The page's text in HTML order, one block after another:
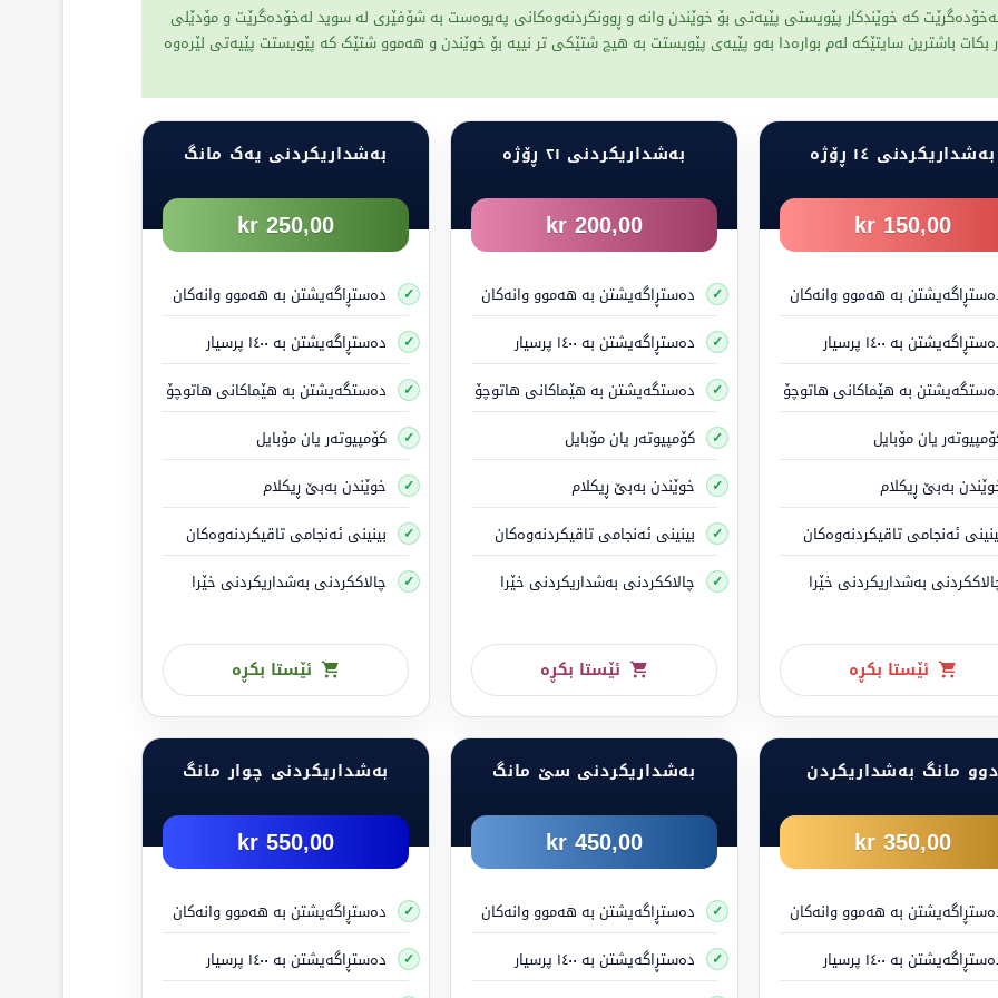
لانیکەم 16 ساڵ بێت
.
لێبخوڕیت
١٨ ساڵ بێت
دوو تایە لێبخوڕیت، بەبێ گوێدانە هێزی بزوێنەر،
لە ٢١ ساڵ کەمتر بێت
بە شێوەیەکی ئۆتۆماتیکی بەدەستی دەهێنیت،
مۆڵەتێکی دووەم بەدەست نەهێنیت کاتێک تەمەنت لە سەرووی ١٥ ساڵەوەیە.
کە خوێندکار پێویستی پێیەتی بۆ خوێندن وانە و ڕوونکردنەوەکانی پەیوەست بە شۆفێری لە سوید لەخۆدەگرێت و مۆدێلی
باشترین سایتێکە لەم بوارەدا بەو پێیەی پێویستت بە هیچ شتێکی تر نییە بۆ خوێندن و هەموو شتێک کە پێویستت پێیەتی لێرەوە
بەشداریکردنی ١٤ ڕۆژە
150,00 kr
بە هەموو وانەکان
بە ١٤٠٠ پرسیار
بە هێماکانی هاتوچۆ
یان مۆبایل
بەبێ ڕیکلام
ئەنجامی تاقیکردنەوەکان
بەشداریکردنی خێرا
ئێستا بکڕە
بەشداریکردنی ٢١ ڕۆژە
200,00 kr
دەستڕاگەیشتن بە هەموو وانەکان
دەستڕاگەیشتن بە ١٤٠٠ پرسیار
دەستگەیشتن بە هێماکانی هاتوچۆ
کۆمپیوتەر یان مۆبایل
خوێندن بەبێ ڕیکلام
بینینی ئەنجامی تاقیکردنەوەکان
چالاککردنی بەشداریکردنی خێرا
ئێستا بکڕە
بەشداریکردنی یەک مانگ
250,00 kr
دەستڕاگەیشتن بە هەموو وانەکان
دەستڕاگەیشتن بە ١٤٠٠ پرسیار
دەستگەیشتن بە هێماکانی هاتوچۆ
کۆمپیوتەر یان مۆبایل
خوێندن بەبێ ڕیکلام
بینینی ئەنجامی تاقیکردنەوەکان
چالاککردنی بەشداریکردنی خێرا
ئێستا بکڕە
دوو مانگ بەشداریکردن
350,00 kr
بە هەموو وانەکان
بە ١٤٠٠ پرسیار
بەشداریکردنی سێ مانگ
450,00 kr
دەستڕاگەیشتن بە هەموو وانەکان
دەستڕاگەیشتن بە ١٤٠٠ پرسیار
بەشداریکردنی چوار مانگ
550,00 kr
دەستڕاگەیشتن بە هەموو وانەکان
دەستڕاگەیشتن بە ١٤٠٠ پرسیار